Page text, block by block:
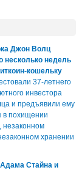
Джон Волц
несколько недель
кошельку
37-летнего
инвестора
и предъявили ему
в похищении
незаконном
хранении
Стайна и